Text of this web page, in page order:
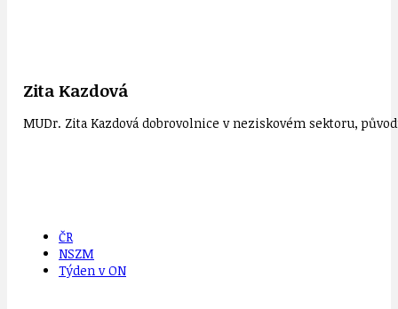
Zita Kazdová
MUDr. Zita Kazdová dobrovolnice v neziskovém sektoru,
ČR
NSZM
Týden v ON